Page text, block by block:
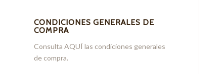
CONDICIONES GENERALES DE
COMPRA
Consulta AQUÍlas condiciones generales
de compra.